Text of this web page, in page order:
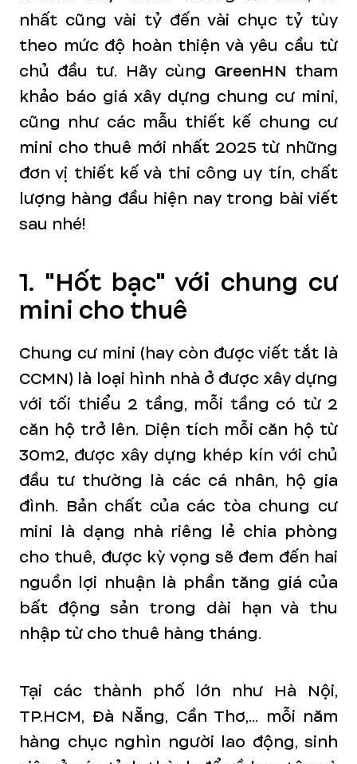
nhất cũng vài tỷ đến vài chục tỷ tùy
theo mức độ hoàn thiện và yêu cầu từ
chủ đầu tư. Hãy cùng GreenHN tham
khảo báo giá xây dựng chung cư mini,
cũng như các mẫu thiết kế chung cư
mini cho thuê mới nhất 2025 từ những
đơn vị thiết kế và thi công uy tín, chất
lượng hàng đầu hiện nay trong bài viết
sau nhé!
1. "Hốt bạc" với chung cư
mini cho thuê
Chung cư mini (hay còn được viết tắt là
CCMN) là loại hình nhà ở được xây dựng
với tối thiểu 2 tầng, mỗi tầng có từ 2
căn hộ trở lên. Diện tích mỗi căn hộ từ
30m2, được xây dựng khép kín với chủ
đầu tư thường là các cá nhân, hộ gia
đình. Bản chất của các tòa chung cư
mini là dạng nhà riêng lẻ chia phòng
cho thuê, được kỳ vọng sẽ đem đến hai
nguồn lợi nhuận là phần tăng giá của
bất động sản trong dài hạn và thu
nhập từ cho thuê hàng tháng.
Tại các thành phố lớn như Hà Nội,
TP.HCM, Đà Nẵng, Cần Thơ,... mỗi năm
hàng chục nghìn người lao động, sinh